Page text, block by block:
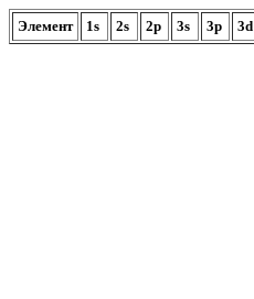
Элемент 1s 2s 2p 3s 3p 3d